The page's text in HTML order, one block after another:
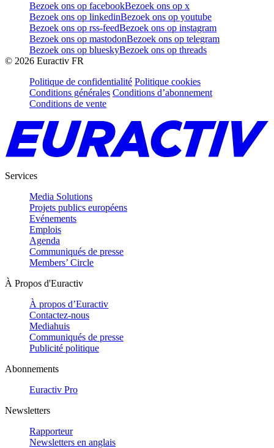
Bezoek ons op facebookBezoek ons op x
Bezoek ons op linkedinBezoek ons op youtube
Bezoek ons op rss-feedBezoek ons op instagram
Bezoek ons op mastodonBezoek ons op telegram
Bezoek ons op blueskyBezoek ons op threads
© 2026 Euractiv FR
Politique de confidentialité Politique cookies
Conditions générales Conditions d’abonnement
Conditions de vente
Services
Media Solutions
Projets publics européens
Evénements
Emplois
Agenda
Communiqués de presse
Members’ Circle
À Propos d'Euractiv
À propos d’Euractiv
Contactez-nous
Mediahuis
Communiqués de presse
Publicité politique
Abonnements
Euractiv Pro
Newsletters
Rapporteur
Newsletters en anglais